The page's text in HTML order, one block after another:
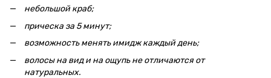
небольшой краб;
прическа за 5 минут;
возможность менять имидж каждый день;
волосы на вид и на ощупь не отличаются от
натуральных.